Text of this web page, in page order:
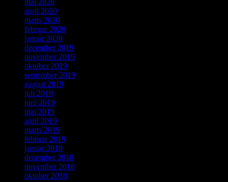
april 2020
marts 2020
februar 2020
januar 2020
december 2019
november 2019
oktober 2019
september 2019
august 2019
juli 2019
juni 2019
maj 2019
april 2019
marts 2019
februar 2019
januar 2019
december 2018
november 2018
oktober 2018